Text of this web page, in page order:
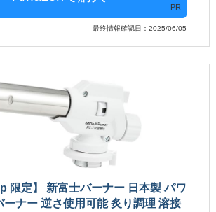
PR
最終情報確認日：2025/06/05
限定】 新富士バーナー 日本製 パワ
ーナー 逆さ使用可能 炙り調理 溶接